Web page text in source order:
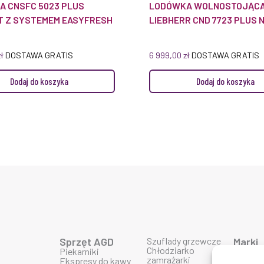
CNSFC 5023 PLUS
Z SYSTEMEM EASYFRESH
DOSTAWA GRATIS
Dodaj do koszyka
LODÓWKA
LIEBHERR CND 7723 PLUS
6 999,00złDOSTAWA GRATIS
Dodaj do koszyka
Sprzęt AGD
Piekarniki
Ekspresy do kawy
Szuflady grzewcze
Chłodziarko
zamrażarki
Marki